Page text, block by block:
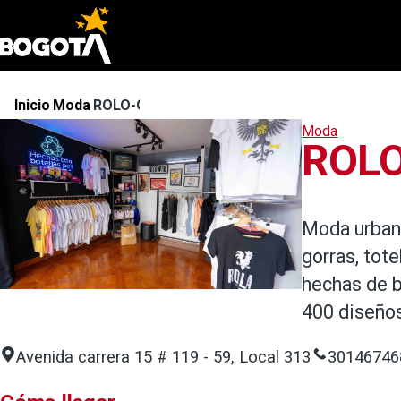
Pasar al contenido principal
Ruta
de
navegación
Inicio Moda ROLO-OK
Moda
Moda
gorras,
hechas de
400
Avenida carrera 15 # 119 - 59, Local 313